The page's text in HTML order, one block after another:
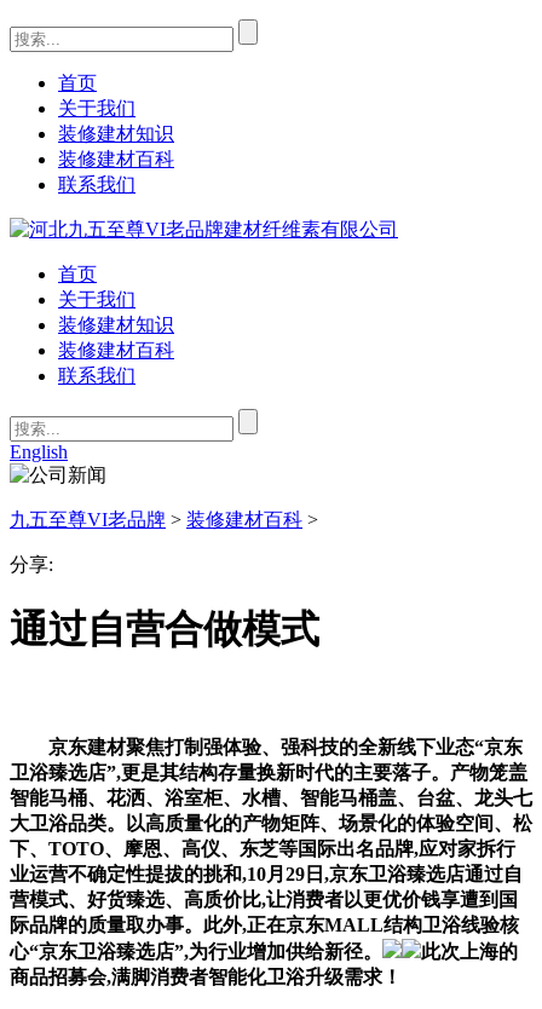
首页
关于我们
装修建材知识
装修建材百科
联系我们
首页
关于我们
装修建材知识
装修建材百科
联系我们
English
九五至尊VI老品牌 > 装修建材百科 >
分享:
通过自营合做模式
京东建材聚焦打制强体验、强科技的全新线下业态“京东
卫浴臻选店”,更是其结构存量换新时代的主要落子。产物笼盖
智能马桶、花洒、浴室柜、水槽、智能马桶盖、台盆、龙头七
大卫浴品类。以高质量化的产物矩阵、场景化的体验空间、松
下、TOTO、摩恩、高仪、东芝等国际出名品牌,应对家拆行
业运营不确定性提拔的挑和,10月29日,京东卫浴臻选店通过自
营模式、好货臻选、高质价比,让消费者以更优价钱享遭到国
际品牌的质量取办事。此外,正在京东MALL结构卫浴线验核
心“京东卫浴臻选店”,为行业增加供给新径。
此次上海的
商品招募会,满脚消费者智能化卫浴升级需求！